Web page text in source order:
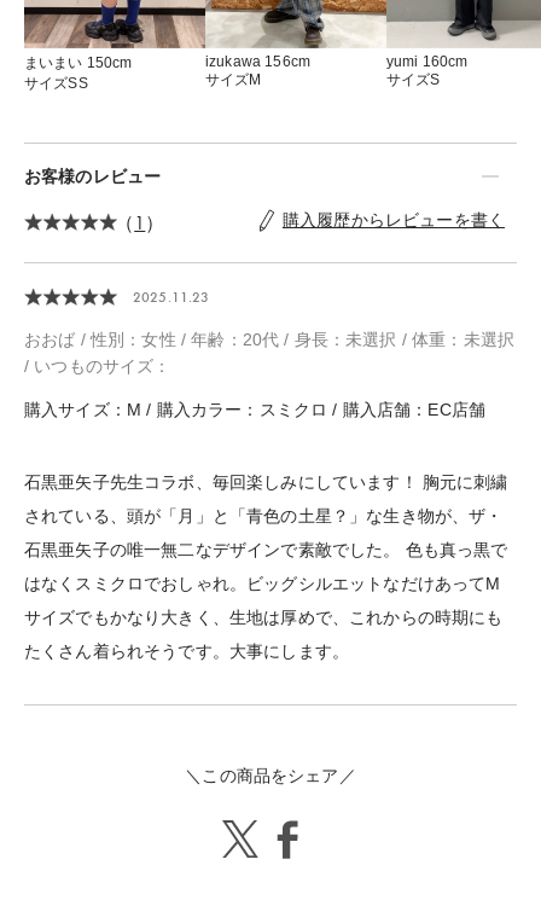
まいまい 150cm
サイズSS
izukawa 156cm
サイズM
yumi 160cm
サイズS
お客様のレビュー
（1 ） 購入履歴からレビューを書く
2025.11.23
おおば / 性別：女性 / 年齢：20代 / 身長：未選択 / 体重：未選択
/ いつものサイズ：
購入サイズ：M / 購入カラー：スミクロ / 購入店舗：EC店舗
石黒亜矢子先生コラボ、毎回楽しみにしています！ 胸元に刺繍
されている、頭が「月」と「青色の土星？」な生き物が、ザ・
石黒亜矢子の唯一無二なデザインで素敵でした。 色も真っ黒で
はなくスミクロでおしゃれ。ビッグシルエットなだけあってM
サイズでもかなり大きく、生地は厚めで、これからの時期にも
たくさん着られそうです。大事にします。
＼この商品をシェア／